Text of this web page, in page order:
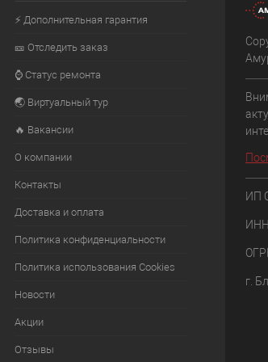
⚡ Дополнительная гарантия
🎫 Отследить заказ
⌚ Статус ремонта
🌏 Виртуальный тур
🔥 Вакансии
О компании
Контакты
Доставка и оплата
Политика конфиденциальности
Политика использования Cookies
Новости
Акции
Отзывы
ИП
г.